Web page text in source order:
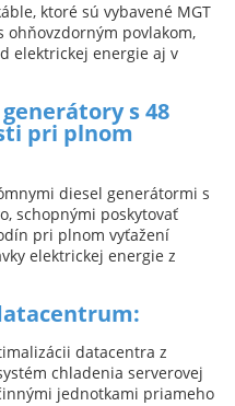
ktoré sú vybavené MGT
ohňovzdorným povlakom,
elektrickej energie aj v
s 48
pri plnom
diesel generátormi s
schopnými poskytovať
pri plnom vyťažení
elektrickej energie z
datacentra z
chladenia serverovej
jednotkami priameho